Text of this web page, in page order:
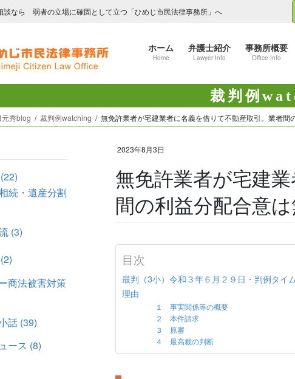
談なら 弱者の立場に確固として立つ「ひめじ市民法律事務所」へ
ホーム
Home
弁護士紹介
Lawyer Info
事務所概要
Office Info
裁判例
元秀blog 裁判例watching 無免許業者が宅建業者に名義を借りて不動産取引。業者間
2023年8月3日
無免許業者が宅建
間の利益分配合意は
目次
最判（3小）令和３年６月２９日・判例タイ
理由
１ 事実関係等の概要
２ 本件請求
３ 原審
４ 最高裁の判断
続・遺産分割
(3)
商法被害対策
話 (39)
ース (8)